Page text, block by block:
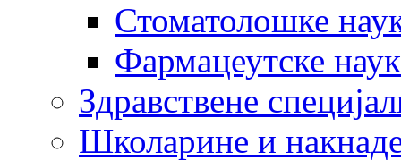
Стоматолошке
Фармацеутске
Здравствене
Школарине и